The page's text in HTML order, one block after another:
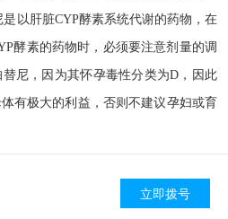
以肝脏CYP酵素系统代谢的药物，在
酵素的药物时，必须要注意剂量的调
尼，因为其怀孕毒性分类为D，因此
有极大的利益，否则不建议孕妇或育
立即拨号